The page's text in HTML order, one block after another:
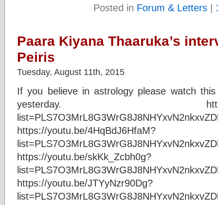
Posted in Forum & Letters|
Paara Kiyana Thaaruka’s
Peiris
Tuesday, August 11th, 2015
If you believe in astrology please watch
yesterday. https://
https://youtu.be/4HqBdJ6HfaM?
https://youtu.be/skKk_Zcbh0g?
https://youtu.be/JTYyNzr90Dg?